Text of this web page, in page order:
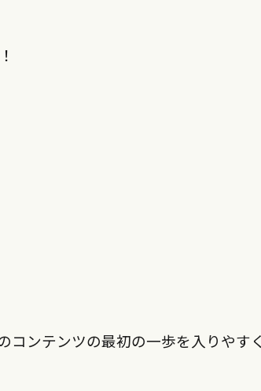
コンテンツの最初の一歩を入りやす